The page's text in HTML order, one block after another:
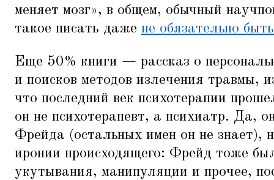
меняет мозг», в общем, обычный
такое писать даже не обязательно
Еще 50% книги — рассказ о
и поисков методов излечения травмы,
что последний век психотерапии
он не психотерапевт, а психиатр. Да,
Фрейда (остальных имен он не знает),
иронии происходящего: Фрейд тоже
укутывания, манипуляции и прочее,